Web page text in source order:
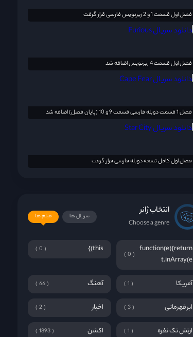
فصل اول قسمت 1 و 2 زیرنویس فارسی قرار گرفت
فصل اول قسمت 4 زیرنویس اضافه شد
فصل 1 قسمت دوبله فارسی قسمت 9 و 10 (پایان فصل) اضافه شد
فصل اول کامل نسخه دوبله فارسی قرار گرفت
انتخاب ژانر
Choose a genre
فیلم ها سریال ها
function(e){return
t.inArray(e
0
this)}
0
آمریکا 1 آهنگ 66
ابرقهرمانی 3 اخبار 2
ارتش تک نفره 1 اکشن 1893